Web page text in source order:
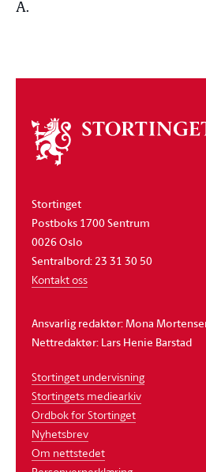
A.
Om
stortinget
Stortinget
Postboks 1700 Sentrum
0026 Oslo
Sentralbord: 23 31 30 50
Kontakt oss
Ansvarlig redaktør: Mona
Nettredaktør: Lars Henie Barstad
Stortinget undervisning
Stortingets mediearkiv
Ordbok for Stortinget
Nyhetsbrev
Om nettstedet